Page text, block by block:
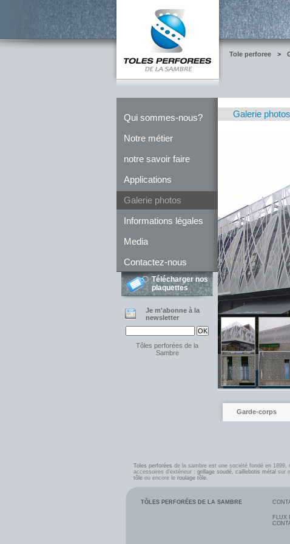
Tole perforee >
Qui sommes-nous?
Notre métier
notre savoir faire
Applications
Galerie photos
Informations légales
Media
Contactez-nous
Télécharger nos
plaquettes
Je m'abonne à la
newsletter
Tôles perforées de la
Sambre
Galerie photos
Façades / bardages
Garde-corps
Toles perforées de la sambre est une société fondé en
accessoires d’extérieur : grillage soudé, caillebotis métal sur
tôleou encore le roulage tôle.
TÔLES PERFORÉES DE LA SAMBRE
FLUX